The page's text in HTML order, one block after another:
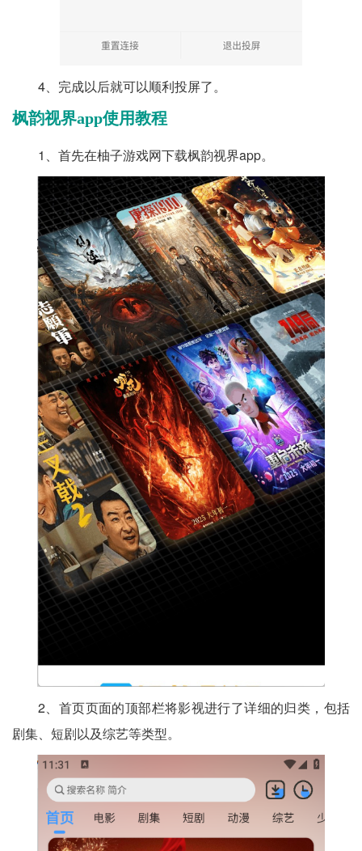
4、完成以后就可以顺利投屏了。
枫韵视界app使用教程
1、首先在柚子游戏网下载枫韵视界app。
2、首页页面的顶部栏将影视进行了详细的归类，包括
剧集、短剧以及综艺等类型。